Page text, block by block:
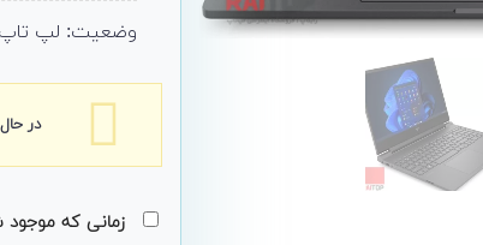
وضعیت: لپ
در
زمانی که